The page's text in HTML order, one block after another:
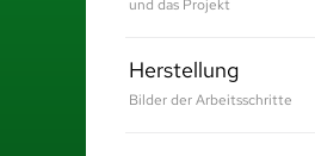
und das Projekt
Herstellung
Bilder der Arbeitsschritte